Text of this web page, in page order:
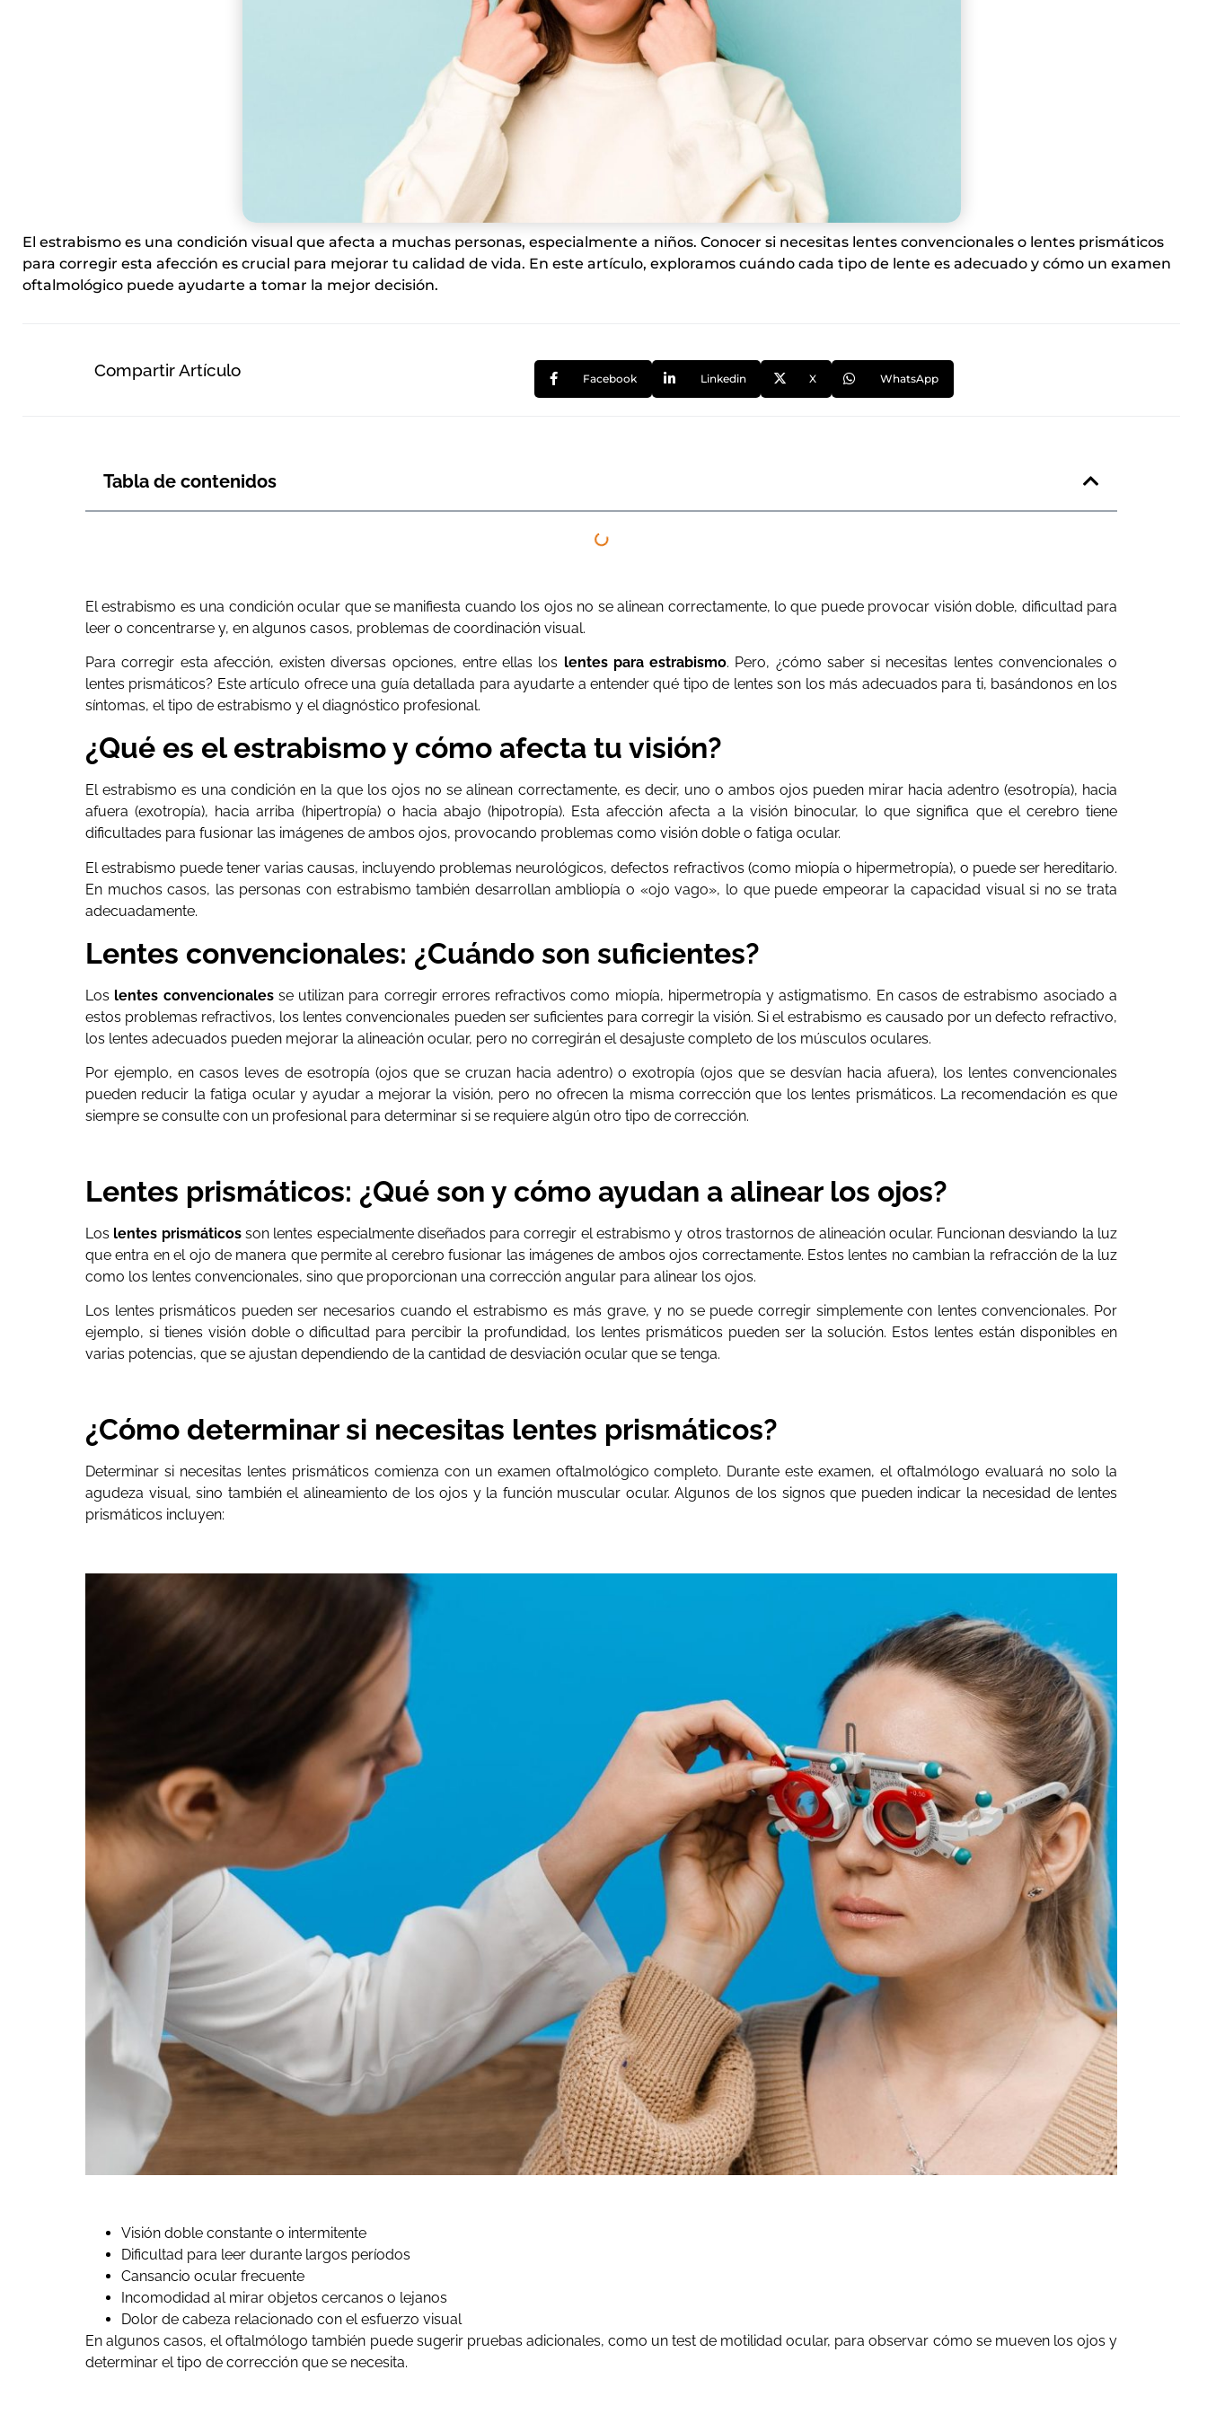
El estrabismo es una condición visual que afecta a muchas personas, especialmente a niños. Conocer si necesitas lentes convencionales o lentes prismáticos
para corregir esta afección es crucial para mejorar tu calidad de vida. En este artículo, exploramos cuándo cada tipo de lente es adecuado y cómo un examen
oftalmológico puede ayudarte a tomar la mejor decisión.
Compartir Artículo Facebook Linkedin X WhatsApp
Tabla de contenidos
El estrabismo es una condición ocular que se manifiesta cuando los ojos no se alinean correctamente, lo que puede provocar visión doble, dificultad para
leer o concentrarse y, en algunos casos, problemas de coordinación visual.
Para corregir esta afección, existen diversas opciones, entre ellas los lentes para estrabismo. Pero, ¿cómo saber si necesitas lentes convencionales o
lentes prismáticos? Este artículo ofrece una guía detallada para ayudarte a entender qué tipo de lentes son los más adecuados para ti, basándonos en los
síntomas, el tipo de estrabismo y el diagnóstico profesional.
¿Qué es el estrabismo y cómo afecta tu visión?
El estrabismo es una condición en la que los ojos no se alinean correctamente, es decir, uno o ambos ojos pueden mirar hacia adentro (esotropía), hacia
afuera (exotropía), hacia arriba (hipertropía) o hacia abajo (hipotropía). Esta afección afecta a la visión binocular, lo que significa que el cerebro tiene
dificultades para fusionar las imágenes de ambos ojos, provocando problemas como visión doble o fatiga ocular.
El estrabismo puede tener varias causas, incluyendo problemas neurológicos, defectos refractivos (como miopía o hipermetropía), o puede ser hereditario.
En muchos casos, las personas con estrabismo también desarrollan ambliopía o «ojo vago», lo que puede empeorar la capacidad visual si no se trata
adecuadamente.
Lentes convencionales: ¿Cuándo son suficientes?
Los lentes convencionalesse utilizan para corregir errores refractivos como miopía, hipermetropía y astigmatismo. En casos de estrabismo asociado a
estos problemas refractivos, los lentes convencionales pueden ser suficientes para corregir la visión. Si el estrabismo es causado por un defecto refractivo,
los lentes adecuados pueden mejorar la alineación ocular, pero no corregirán el desajuste completo de los músculos oculares.
Por ejemplo, en casos leves de esotropía (ojos que se cruzan hacia adentro) o exotropía (ojos que se desvían hacia afuera), los lentes convencionales
pueden reducir la fatiga ocular y ayudar a mejorar la visión, pero no ofrecen la misma corrección que los lentes prismáticos. La recomendación es que
siempre se consulte con un profesional para determinar si se requiere algún otro tipo de corrección.
Lentes prismáticos: ¿Qué son y cómo ayudan a alinear los ojos?
Los lentes prismáticosson lentes especialmente diseñados para corregir el estrabismo y otros trastornos de alineación ocular. Funcionan desviando la luz
que entra en el ojo de manera que permite al cerebro fusionar las imágenes de ambos ojos correctamente. Estos lentes no cambian la refracción de la luz
como los lentes convencionales, sino que proporcionan una corrección angular para alinear los ojos.
Los lentes prismáticos pueden ser necesarios cuando el estrabismo es más grave, y no se puede corregir simplemente con lentes convencionales. Por
ejemplo, si tienes visión doble o dificultad para percibir la profundidad, los lentes prismáticos pueden ser la solución. Estos lentes están disponibles en
varias potencias, que se ajustan dependiendo de la cantidad de desviación ocular que se tenga.
¿Cómo determinar si necesitas lentes prismáticos?
Determinar si necesitas lentes prismáticos comienza con un examen oftalmológico completo. Durante este examen, el oftalmólogo evaluará no solo la
agudeza visual, sino también el alineamiento de los ojos y la función muscular ocular. Algunos de los signos que pueden indicar la necesidad de lentes
prismáticos incluyen:
Visión doble constante o intermitente
Dificultad para leer durante largos períodos
Cansancio ocular frecuente
Incomodidad al mirar objetos cercanos o lejanos
Dolor de cabeza relacionado con el esfuerzo visual
En algunos casos, el oftalmólogo también puede sugerir pruebas adicionales, como un test de motilidad ocular, para observar cómo se mueven los ojos y
determinar el tipo de corrección que se necesita.